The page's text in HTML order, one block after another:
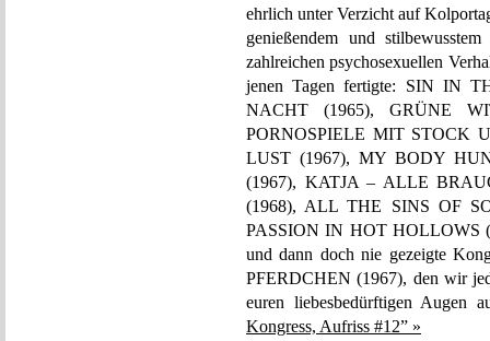
ehrlich unter Verzicht auf
genießendem und
zahlreichen psychosexuellen
jenen Tagen fertigte: SIN IN
NACHT (1965), GRÜNE
PORNOSPIELE MIT STOCK
LUST (1967), MY BODY
(1967), KATJA – ALLE
(1968), ALL THE SINS OF
PASSION IN HOT HOLLOWS
und dann doch nie gezeigte
PFERDCHEN (1967), den wir
euren liebesbedürftigen Augen
Kongress, Aufriss #12” »